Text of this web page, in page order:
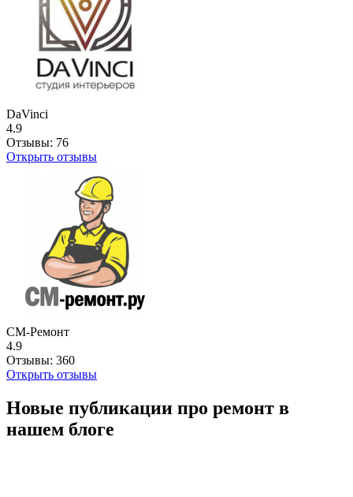
DaVinci
4.9
Отзывы: 76
Открыть отзывы
СМ-Ремонт
4.9
Отзывы: 360
Открыть отзывы
Новые публикации про ремонт в
нашем блоге